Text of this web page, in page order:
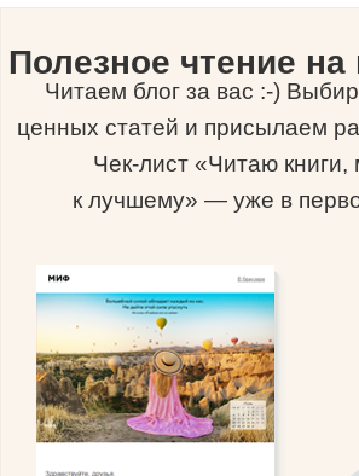
Полезное чтение
Читаем блог за вас :-)
ценных статей и присылаем
Чек-лист «Читаю книги,
к лучшему» — уже в